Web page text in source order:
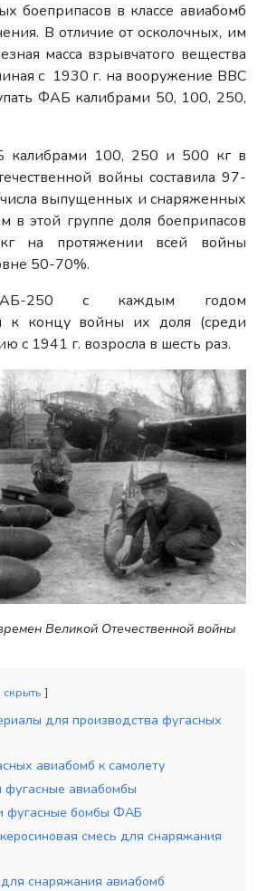
боеприпасов в классе авиабомб
В отличие от осколочных, им
масса взрывчатого вещества
с 1930 г. на вооружение ВВС
ФАБ калибрами 50, 100, 250,
калибрами 100, 250 и 500 кг в
войны составила 97-
выпущенных и снаряженных
в этой группе доля боеприпасов
на протяжении всей войны
50-70%.
250 с каждым годом
к концу войны их доля (среди
с 1941 г. возросла в шесть раз.
Великой Отечественной войны
скрыть
для производства фугасных
авиабомб к самолету
фугасные авиабомбы
фугасные бомбы ФАБ
смесь для снаряжания
снаряжания авиабомб